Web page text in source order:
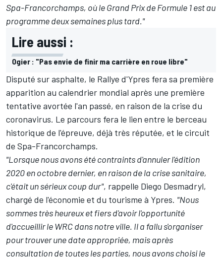
Spa-Francorchamps, où le Grand Prix de Formule 1 est au
programme deux semaines plus tard."
Lire aussi :
Ogier : "Pas envie de finir ma carrière en roue libre"
Disputé sur asphalte, le Rallye d'Ypres fera sa première
apparition au calendrier mondial après une première
tentative avortée l'an passé, en raison de la crise du
coronavirus. Le parcours fera le lien entre le berceau
historique de l'épreuve, déjà très réputée, et le circuit
de Spa-Francorchamps.
"Lorsque nous avons été contraints d'annuler l'édition
2020 en octobre dernier, en raison de la crise sanitaire,
c'était un sérieux coup dur", rappelle Diego Desmadryl,
chargé de l'économie et du tourisme à Ypres. "Nous
sommes très heureux et fiers d'avoir l'opportunité
d'accueillir le WRC dans notre ville. Il a fallu s'organiser
pour trouver une date appropriée, mais après
consultation de toutes les parties, nous avons choisi le